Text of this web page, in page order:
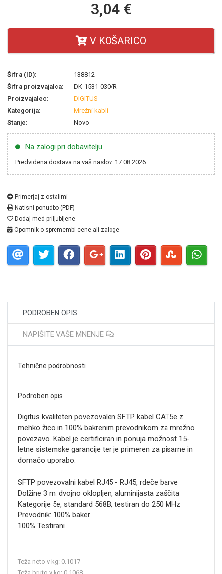
3,04 €
V KOŠARICO
Šifra (ID):
138812
Šifra proizvajalca:
DK-1531-030/R
Proizvajalec:
DIGITUS
Kategorija:
Mrežni kabli
Stanje:
Novo
Na zalogi pri dobavitelju
Predvidena dostava na vaš naslov: 17.08.2026
Primerjaj z ostalimi
Natisni ponudbo (PDF)
Dodaj med priljubljene
Opomnik o spremembi cene ali zaloge
PODROBEN OPIS
NAPIŠITE VAŠE MNENJE
Tehnične podrobnosti
Podroben opis
Digitus kvaliteten povezovalen SFTP kabel CAT5e z
mehko žico in 100% bakrenim prevodnikom za mrežno
povezavo. Kabel je certificiran in ponuja možnost 15-
letne sistemske garancije ter je primeren za pisarne in
domačo uporabo.
SFTP povezovalni kabel RJ45 - RJ45, rdeče barve
Dolžine 3 m, dvojno oklopljen, aluminijasta zaščita
Kategorije 5e, standard 568B, testiran do 250 MHz
Prevodnik: 100% baker
100% Testirani
Teža neto v kg: 0.1017
Teža bruto v kg: 0.1068